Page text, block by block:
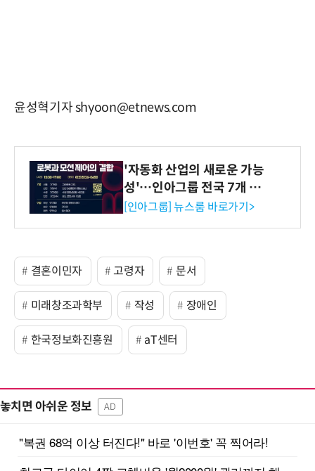
윤성혁기자 shyoon@etnews.com
'자동화 산업의 새로운 가능
성'…인아그룹 전국 7개 도
시 세미나 페어 개최
[인아그룹] 뉴스룸 바로가기>
결혼이민자 고령자 문서
미래창조과학부 작성 장애인
한국정보화진흥원 aT센터
놓치면 아쉬운 정보 AD